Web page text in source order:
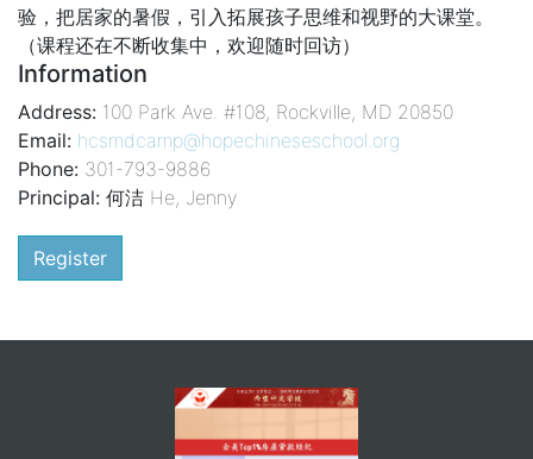
验，把居家的暑假，引入拓展孩子思维和视野的大课堂。
（课程还在不断收集中，欢迎随时回访）
Information
Address: 100 Park Ave. #108, Rockville, MD 20850
Email: hcsmdcamp@hopechineseschool.org
Phone: 301-793-9886
Principal: 何洁 He, Jenny
Register